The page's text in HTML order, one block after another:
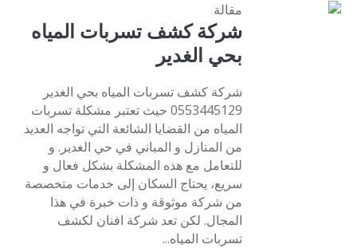
مقالة
شركة كشف تسربات المياه
بحي الغدير
شركة كشف تسربات المياه بحي الغدير
0553445129 حيث تعتبر مشكلة تسربات
المياه من القضايا الشائعة التي تواجه العديد
من المنازل و المباني في حي الغدير. و
للتعامل مع هذه المشكلة بشكل فعال و
سريع، يحتاج السكان إلى خدمات متخصصة
من شركة موثوقة و ذات خبرة في هذا
المجال. لكن تعد شركة افنان لكشف
تسربات المياه...